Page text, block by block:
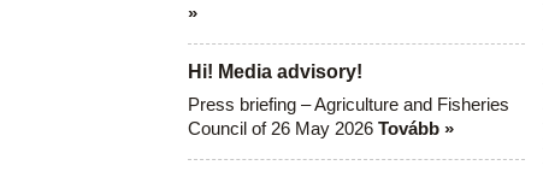
»
Hi! Media advisory!
Press briefing – Agriculture and Fisheries
Council of 26 May 2026 Tovább »